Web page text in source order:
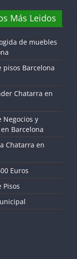
Más Leidos
de muebles
pisos Barcelona
Chatarra en
Negocios y
Barcelona
Chatarra en
Euros
Pisos